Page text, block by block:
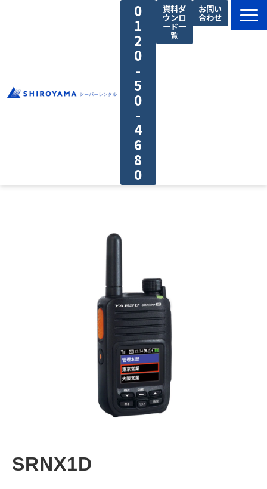
0
1
2
0
-
5
0
-
4
6
8
0
資料ダ
ウンロ
ード一
覧
お問い
合わせ
ご利用の流れ
導入事例
コラム
よくあるご質問
SRNX1D